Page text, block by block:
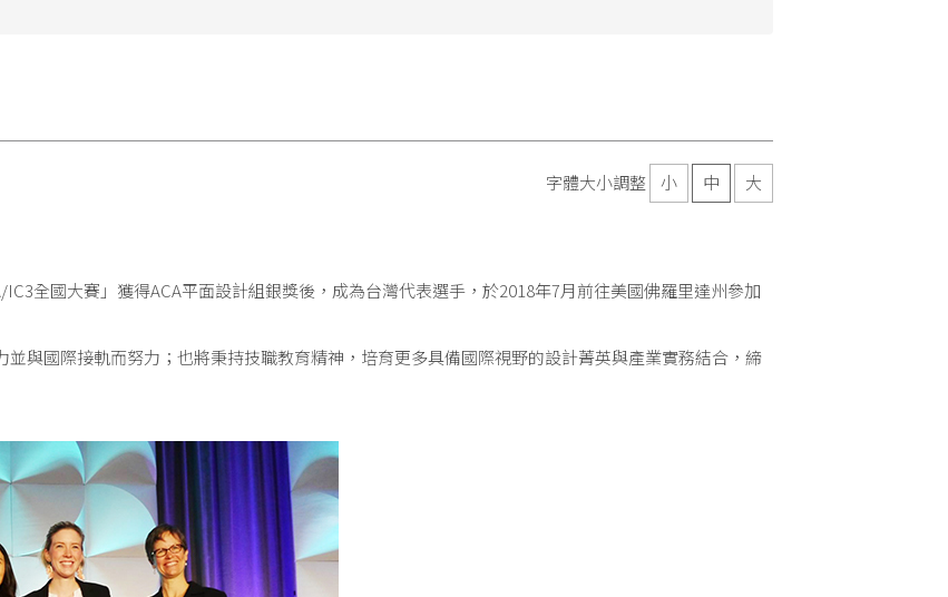
字體大小調整 小 中 大
全國大賽」獲得ACA平面設計組銀獎後，成為台灣代表選手，於2018年7月前往美國佛羅里達州參加
與國際接軌而努力；也將秉持技職教育精神，培育更多具備國際視野的設計菁英與產業實務結合，締